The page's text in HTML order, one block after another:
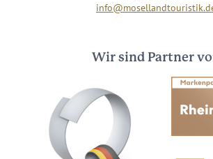
Wir sind Partner